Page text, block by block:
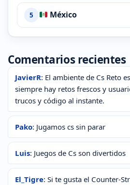
5 México
Comentarios recientes
JavierR: El ambiente de Cs Reto
siempre hay retos frescos y
trucos y código al instante.
Pako: Jugamos cs sin parar
Luis: Juegos de Cs son divertidos
El_Tigre: Si te gusta el Counter-